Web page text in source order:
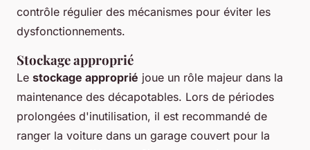
contrôle régulier des mécanismes pour éviter les
dysfonctionnements.
Stockage approprié
Le stockage approprié joue un rôle majeur dans la
maintenance des décapotables. Lors de périodes
prolongées d'inutilisation, il est recommandé de
ranger la voiture dans un garage couvert pour la